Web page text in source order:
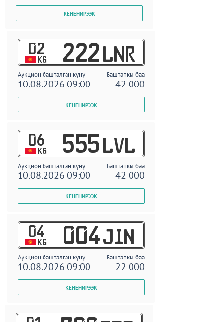
02
KG 222 LNR
Аукцион башталган күнү Баштапкы баа
10.08.2026 09:00 42 000
06
KG 555 LVL
Аукцион башталган күнү Баштапкы баа
10.08.2026 09:00 42 000
04
KG 004 JIN
Аукцион башталган күнү Баштапкы баа
10.08.2026 09:00 22 000